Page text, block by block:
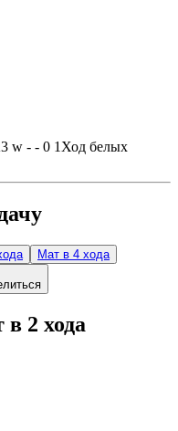
w - - 0 1 Ход белых
Мат в 4 хода
в 2 хода